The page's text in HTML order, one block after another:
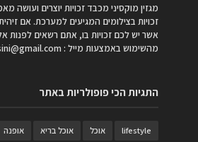
מגזין מוקסיני מכבד זכויות יוצרים ועושה
זכויות בצילומים המגיעים למערכת. אם
אשר יש לכם זכויות בו, אתם רשאים לפנות
מהשימוש באמצעות מייל :
התגיות הכי פופולריות באתר
lifestyle אוכל אוכל בריא אופנה